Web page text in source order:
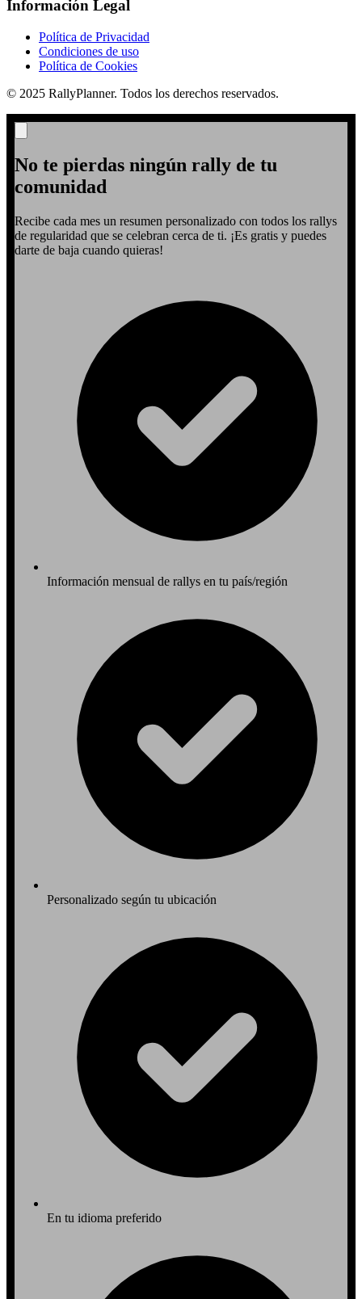
Información Legal
Política de Privacidad
Condiciones de uso
Política de Cookies
© 2025 RallyPlanner. Todos los derechos reservados.
No te pierdas ningún rally de tu
comunidad
Recibe cada mes un resumen personalizado con todos los rallys
de regularidad que se celebran cerca de ti. ¡Es gratis y puedes
darte de baja cuando quieras!
Información mensual de rallys en tu país/región
Personalizado según tu ubicación
En tu idioma preferido